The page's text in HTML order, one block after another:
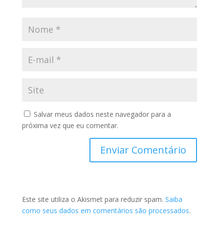
Salvar meus dados neste navegador para a
próxima vez que eu comentar.
Este site utiliza o Akismet para reduzir spam. Saiba
como seus dados em comentários são processados.